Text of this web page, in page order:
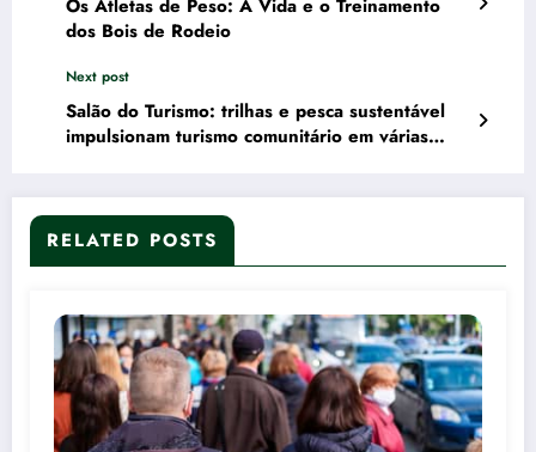
Os Atletas de Peso: A Vida e o Treinamento
dos Bois de Rodeio
Next post
Salão do Turismo: trilhas e pesca sustentável
impulsionam turismo comunitário em várias
RELATED POSTS